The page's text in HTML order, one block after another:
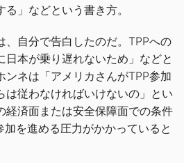
」などという書き方。
、自分で告白したのだ。TPPへの
日本が乗り遅れないため」などと
ンネは「アメリカさんがTPP参加
は従わなければいけないの」とい
経済面または安全保障面での条件
加を進める圧力がかかっていると